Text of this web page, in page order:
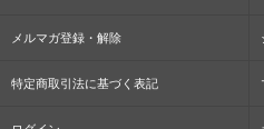
メルマガ登録・解除
特定商取引法に基づく表記